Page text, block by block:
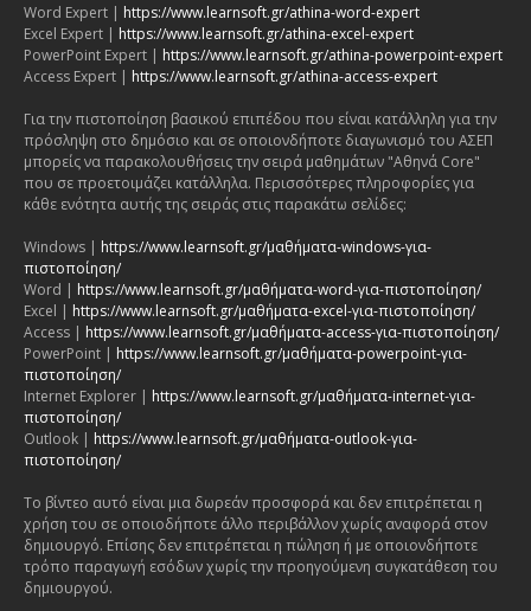
Word Expert | https://www.learnsoft.gr/athina-word-expert
Excel Expert | https://www.learnsoft.gr/athina-excel-expert
PowerPoint Expert | https://www.learnsoft.gr/athina-powerpoint-expert
Access Expert | https://www.learnsoft.gr/athina-access-expert
Για την πιστοποίηση βασικού επιπέδου που είναι κατάλληλη για την
πρόσληψη στο δημόσιο και σε οποιονδήποτε διαγωνισμό του ΑΣΕΠ
μπορείς να παρακολουθήσεις την σειρά μαθημάτων "Αθηνά Core"
που σε προετοιμάζει κατάλληλα. Περισσότερες πληροφορίες για
κάθε ενότητα αυτής της σειράς στις παρακάτω σελίδες:
Windows | https://www.learnsoft.gr/μαθήματα-windows-για-
πιστοποίηση/
Word | https://www.learnsoft.gr/μαθήματα-word-για-πιστοποίηση/
Excel | https://www.learnsoft.gr/μαθήματα-excel-για-πιστοποίηση/
Access | https://www.learnsoft.gr/μαθήματα-access-για-πιστοποίηση/
PowerPoint | https://www.learnsoft.gr/μαθήματα-powerpoint-για-
πιστοποίηση/
Internet Explorer | https://www.learnsoft.gr/μαθήματα-internet-για-
πιστοποίηση/
Outlook | https://www.learnsoft.gr/μαθήματα-outlook-για-
πιστοποίηση/
Το βίντεο αυτό είναι μια δωρεάν προσφορά και δεν επιτρέπεται η
χρήση του σε οποιοδήποτε άλλο περιβάλλον χωρίς αναφορά στον
δημιουργό. Επίσης δεν επιτρέπεται η πώληση ή με οποιονδήποτε
τρόπο παραγωγή εσόδων χωρίς την προηγούμενη συγκατάθεση του
δημιουργού.